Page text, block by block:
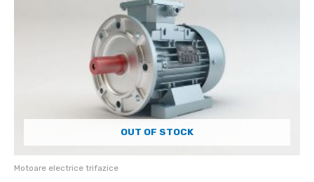
OUT OF STOCK
Motoare electrice trifazice